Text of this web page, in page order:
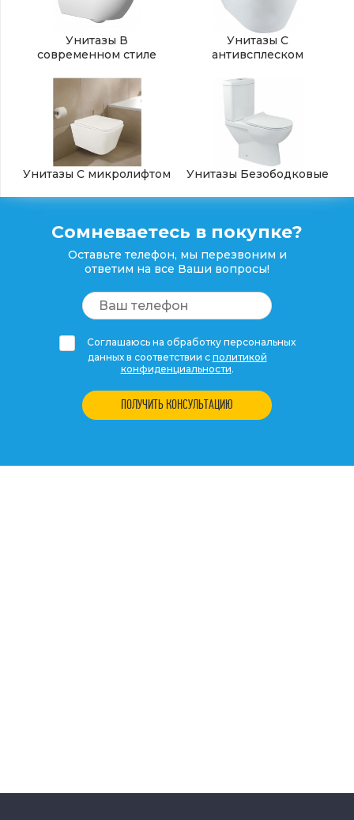
Унитазы В
современном стиле
Унитазы С
антивсплеском
Унитазы С микролифтом Унитазы Безободковые
Сомневаетесь в покупке?
Оставьте телефон, мы перезвоним и
ответим на все Ваши вопросы!
Соглашаюсь на обработку персональных
данных в соответствии с политикой
конфиденциальности.
ПОЛУЧИТЬ КОНСУЛЬТАЦИЮ